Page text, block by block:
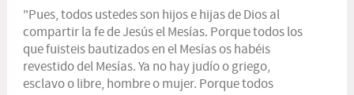
"Pues, todos ustedes son hijos e hijas de Dios al
compartir la fe de Jesús el Mesías. Porque todos los
que fuisteis bautizados en el Mesías os habéis
revestido del Mesías. Ya no hay judío o griego,
esclavo o libre, hombre o mujer. Porque todos